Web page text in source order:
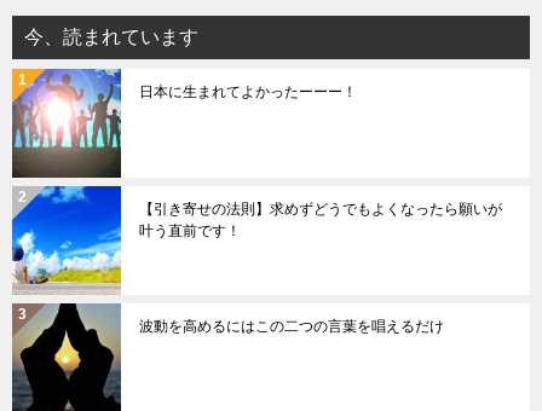
今、読まれています
日本に生まれてよかったーーー！
【引き寄せの法則】求めずどうでもよくなったら願いが
叶う直前です！
波動を高めるにはこの二つの言葉を唱えるだけ